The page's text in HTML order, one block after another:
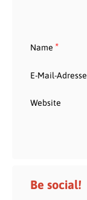
Name *
E-Mail-Adresse
Website
Be social!